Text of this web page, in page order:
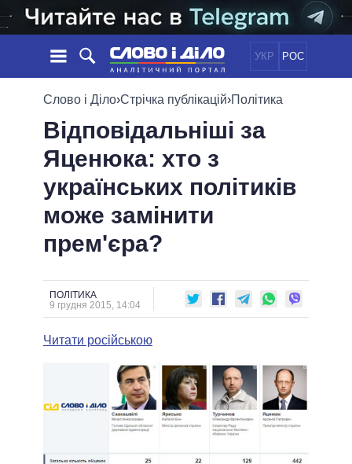
УКР РОС
НОВИНИ
СТРІЧКА
ПОДІЇ
СТАТТІ
ДУМКИ
ОГЛЯДИ
ДАЙДЖЕСТИ
ПОЛІТИКА
ЕКОНОМІКА
СУСПІЛЬСТВО
ОБIЦЯНКИ
ПОЛIТИКИ
УСІ ПОЛІТИКИ
ПРЕЗИДЕНТ І ОФІС
ВЕРХОВНА РАДА
ГОЛОВИ ОБЛАДМІНІСТРАЦІЙ
МЕРИ МІСТ
ВСІ ПЕРСОНИ
ІНФОГРАФІКА
ВІДЕО
ПОРІВНЯННЯ ПОЛІТИКІВ
Слово і Діло›Стрічка публікацій›Політика
Відповідальніші за
Яценюка: хто з
українських політиків
може замінити
прем'єра?
ПОЛІТИКА
9 грудня 2015, 14:04
Читати російською